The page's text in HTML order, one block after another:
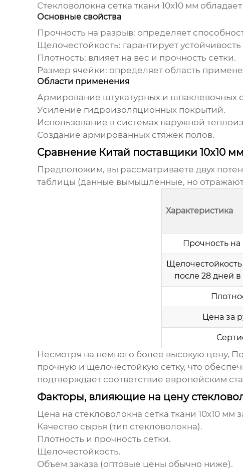
Стекловолокна сетка ткани 10x10 мм
Основные свойства
Прочность на разрыв: определяет
Щелочестойкость: гарантирует
Плотность: влияет на вес и прочность сетки.
Размер ячейки: определяет область
Области применения
Армирование штукатурных и шпаклевочных
Усиление гидроизоляционных покрытий.
Использование в системах наружной
Создание армированных стяжек полов.
Сравнение Китай поставщики 10x10
Предположим, вы рассматриваете двух
таблицы (данные вымышленные, но
Характеристика
Прочность
после 28 дней
Цена за
Несмотря на немного более высокую цену,
прочную и щелочестойкую сетку, что
подтверждает соответствие европейским
Факторы, влияющие на цену
Цена на стекловолокна сетка ткани 10x10 мм
Качество сырья (тип стекловолокна).
Плотность и прочность сетки.
Щелочестойкость.
Объем заказа (оптовые цены обычно ниже).